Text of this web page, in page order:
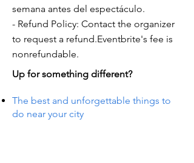
semana antes del espectáculo.
- Refund Policy: Contact the organizer
to request a refund.Eventbrite's fee is
nonrefundable.
Up for something different?
The best and unforgettable things to
do near your city